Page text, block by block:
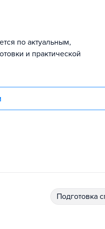
по актуальным,
и практической
подготовка